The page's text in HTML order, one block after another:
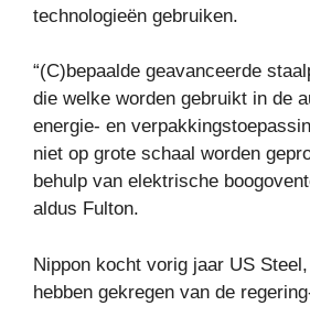
technologieën gebruiken.
“(C)bepaalde geavanceerde
die welke worden gebruikt in de
energie- en
niet op grote schaal worden
behulp van elektrische
aldus Fulton.
Nippon kocht vorig jaar US
hebben gekregen van de